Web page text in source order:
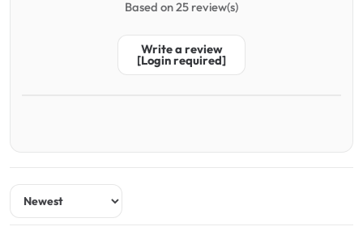
Based on 25 review(s)
Write a review
[Login required]
Sort by